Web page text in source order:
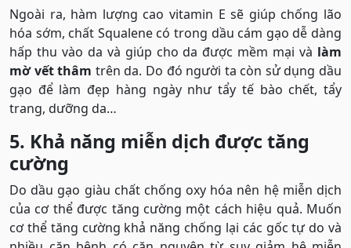
Ngoài ra, hàm lượng cao vitamin E sẽ giúp chống lão
hóa sớm, chất Squalene có trong dầu cám gạo dễ dàng
hấp thu vào da và giúp cho da được mềm mại và làm
mờ vết thâm trên da. Do đó người ta còn sử dụng dầu
gạo để làm đẹp hàng ngày như tẩy tế bào chết, tẩy
trang, dưỡng da…
5. Khả năng miễn dịch được tăng
cường
Do dầu gạo giàu chất chống oxy hóa nên hệ miễn dịch
của cơ thể được tăng cường một cách hiệu quả. Muốn
cơ thể tăng cường khả năng chống lại các gốc tự do và